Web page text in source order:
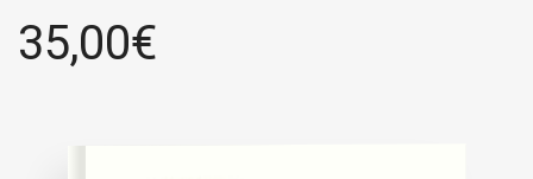
35,00€